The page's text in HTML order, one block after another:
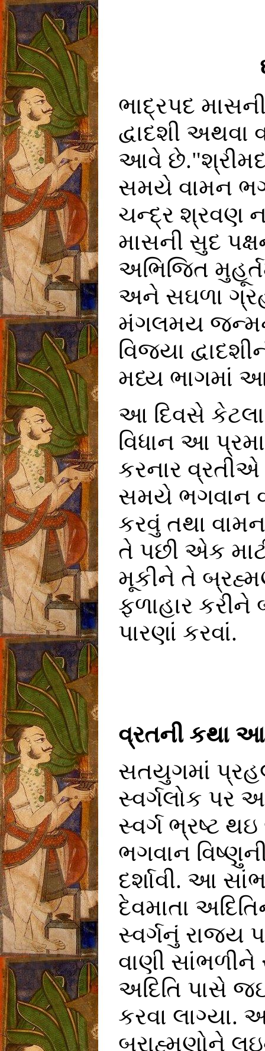
ભાદ્રપદ
દ્વાદશી
આવે
સમયે વામન
ચન્દ્ર શ્રવણ
માસની સુદ
અભિજિત
અને સઘળા
મંગલમય જન્મને
વિજ્યા
મધ્ય ભાગમાં
આ દિવસે
વિધાન આ
કરનાર વ્રતીએ
સમયે ભગવાન
કરવું તથા
તે પછી એક
મૂકીને તે
ફળાહાર
પારણાં કરવાં.
વ્રતની કથા
સતયુગમાં
સ્વર્ગલોક પર
સ્વર્ગ ભ્રષ્ટ
ભગવાન
દર્શાવી. આ
દેવમાતા
સ્વર્ગનું રાજ્ય
વાણી
અદિતિ પાસે
કરવા
બ્રાહ્મણોને